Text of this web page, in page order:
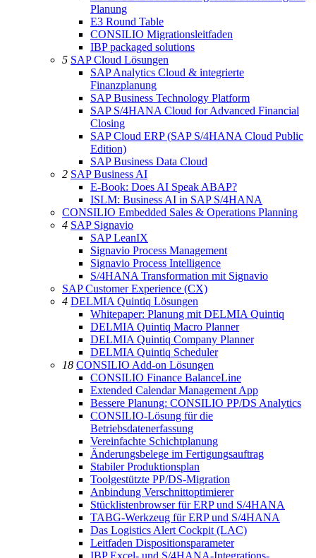
Planung
E3 Round Table
CONSILIO Migrationsleitfaden
IBP packaged solutions
5 SAP Cloud Lösungen
SAP Analytics Cloud & integrierte
Finanzplanung
SAP Business Technology Platform
SAP S/4HANA Cloud for Advanced Financial
Closing
SAP Cloud ERP (SAP S/4HANA Cloud Public
Edition)
SAP Business Data Cloud
2 SAP Business AI
E-Book: Does AI Speak ABAP?
ISLM: Business AI in SAP S/4HANA
CONSILIO Embedded Sales & Operations Planning
4 SAP Signavio
SAP LeanIX
Signavio Process Management
Signavio Process Intelligence
S/4HANA Transformation mit Signavio
SAP Customer Experience (CX)
4 DELMIA Quintiq Lösungen
Whitepaper: Planung mit DELMIA Quintiq
DELMIA Quintiq Macro Planner
DELMIA Quintiq Company Planner
DELMIA Quintiq Scheduler
18 CONSILIO Add-on Lösungen
CONSILIO Finance BalanceLine
Extended Calendar Management App
Bessere Planung: CONSILIO PP/DS Analytics
CONSILIO-Lösung für die
Betriebsdatenerfassung
Vereinfachte Schichtplanung
Änderungsbelege im Fertigungsauftrag
Stabiler Produktionsplan
Toolgestützte PP/DS-Migration
Anbindung Verschnittoptimierer
Stücklistenbrowser für ERP und S/4HANA
TABG-Werkzeug für ERP und S/4HANA
Das Logistics Alert Cockpit (LAC)
Leitfaden Dispositionsparameter
IBP Excel- und S/4HANA-Integrations-